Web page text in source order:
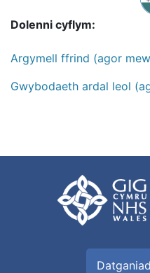
Dolenni cyflym:
Argymell ffrind (agor
Gwybodaeth ardal leol